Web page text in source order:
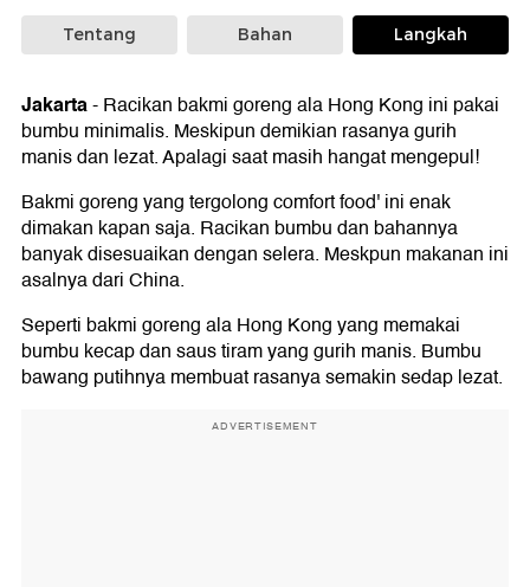
Tentang Bahan Langkah
Jakarta-Racikan bakmi goreng ala Hong Kong ini pakai
bumbu minimalis. Meskipun demikian rasanya gurih
manis dan lezat. Apalagi saat masih hangat mengepul!
Bakmi goreng yang tergolong comfort food' ini enak
dimakan kapan saja. Racikan bumbu dan bahannya
banyak disesuaikan dengan selera. Meskpun makanan ini
asalnya dari China.
Seperti bakmi goreng ala Hong Kong yang memakai
bumbu kecap dan saus tiram yang gurih manis. Bumbu
bawang putihnya membuat rasanya semakin sedap lezat.
ADVERTISEMENT